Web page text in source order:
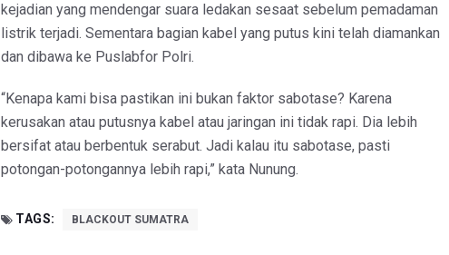
kejadian yang mendengar suara ledakan sesaat sebelum pemadaman
listrik terjadi. Sementara bagian kabel yang putus kini telah diamankan
dan dibawa ke Puslabfor Polri.
“Kenapa kami bisa pastikan ini bukan faktor sabotase? Karena
kerusakan atau putusnya kabel atau jaringan ini tidak rapi. Dia lebih
bersifat atau berbentuk serabut. Jadi kalau itu sabotase, pasti
potongan-potongannya lebih rapi,” kata Nunung.
TAGS: BLACKOUT SUMATRA